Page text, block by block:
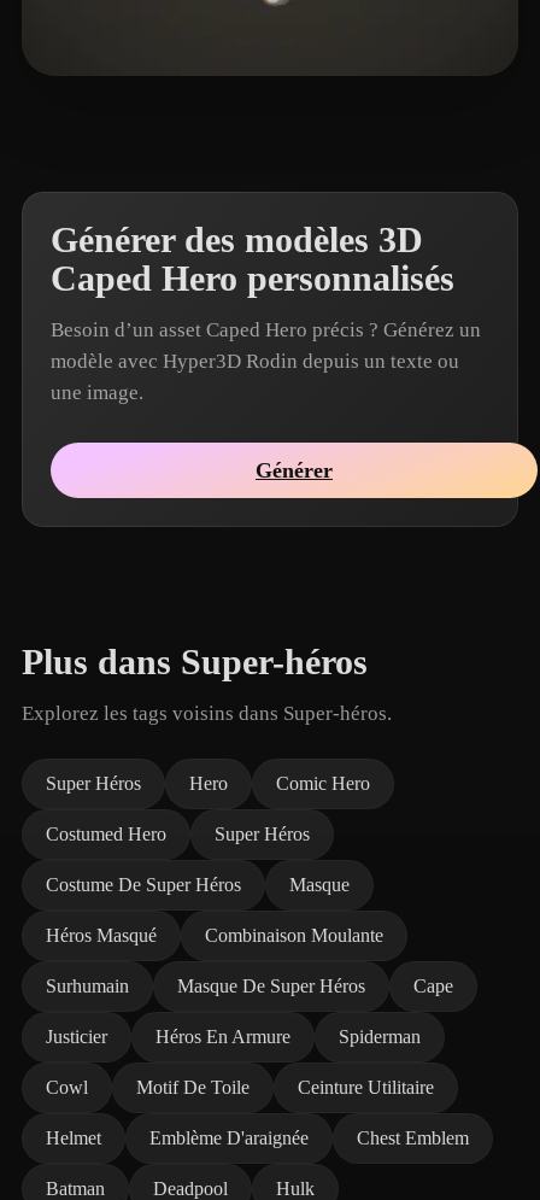
Générer des modèles 3D
Caped Hero personnalisés
Besoin d’un asset Caped Hero précis ? Générez un
modèle avec Hyper3D Rodin depuis un texte ou
une image.
Générer
Plus dans Super-héros
Explorez les tags voisins dans Super-héros.
Super Héros Hero Comic Hero
Costumed Hero Super Héros
Costume De Super Héros Masque
Héros Masqué Combinaison Moulante
Surhumain Masque De Super Héros Cape
Justicier Héros En Armure Spiderman
Cowl Motif De Toile Ceinture Utilitaire
Helmet Emblème D'araignée Chest Emblem
Batman Deadpool Hulk